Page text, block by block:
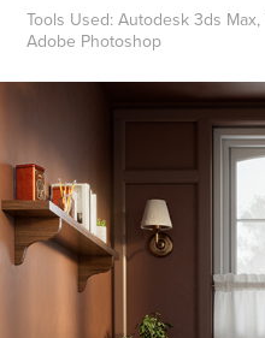
Tools Used: Autodesk 3ds
Adobe Photoshop